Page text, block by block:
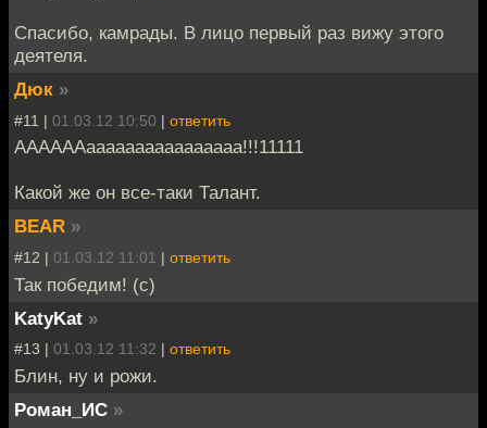
Спасибо, камрады. В лицо первый раз вижу этого
деятеля.
Дюк »
#11 | 01.03.12 10:50 | ответить
ААААААаааааааааааааааа!!!11111
Какой же он все-таки Талант.
BEAR »
#12 | 01.03.12 11:01 | ответить
Так победим! (с)
KatyKat »
#13 | 01.03.12 11:32 | ответить
Блин, ну и рожи.
Роман_ИС »